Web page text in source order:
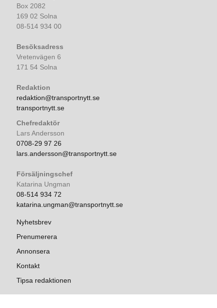
Box 2082
169 02 Solna
08-514 934 00
Besöksadress
Vretenvägen 6
171 54 Solna
Redaktion
redaktion@transportnytt.se
transportnytt.se
Chefredaktör
Lars Andersson
0708-29 97 26
lars.andersson@transportnytt.se
Försäljningschef
Katarina Ungman
08-514 934 72
katarina.ungman@transportnytt.se
Nyhetsbrev
Prenumerera
Annonsera
Kontakt
Tipsa redaktionen